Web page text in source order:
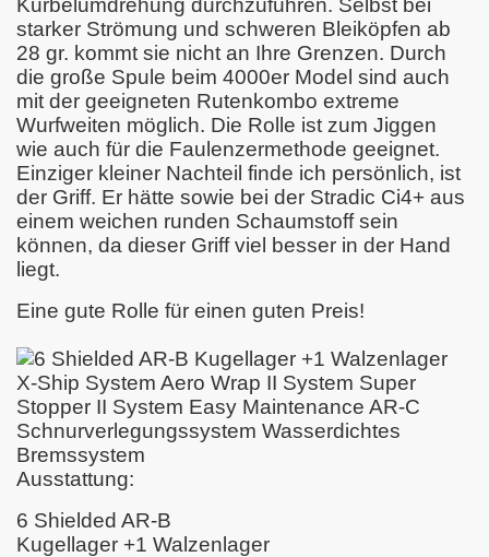
Kurbelumdrehung durchzuführen. Selbst bei
starker Strömung und schweren Bleiköpfen ab
28 gr. kommt sie nicht an Ihre Grenzen. Durch
die große Spule beim 4000er Model sind auch
mit der geeigneten Rutenkombo extreme
Wurfweiten möglich. Die Rolle ist zum Jiggen
wie auch für die Faulenzermethode geeignet.
Einziger kleiner Nachteil finde ich persönlich, ist
der Griff. Er hätte sowie bei der Stradic Ci4+ aus
einem weichen runden Schaumstoff sein
können, da dieser Griff viel besser in der Hand
liegt.
Eine gute Rolle für einen guten Preis!
Ausstattung:
6 Shielded AR-B
Kugellager +1 Walzenlager
=> Fox Rage Voyager Rucksack
=> FOX RAGE STACK n STORE BAG und ULTRON HD
WELDED BAG
=> Ultron Medium Stacker
=> Fox Rage Saw Tooth Cutter
=> Fox Rage Terminator Shad Jigger
=> Tube Jigs Fox Rage
=> Zander Pro Shad
=> Fox Rage FISH SNAX Familie
=> Fox Rage Spinning Belly Boat
=> Tackle-Check - Rapala X-Rap 10 cm
Zanderjäger on Tour
Patner Links
Team Zanderjaeger Scale
Newsletter
Datenschutz
Zur Desktop-Ansicht
Impressum